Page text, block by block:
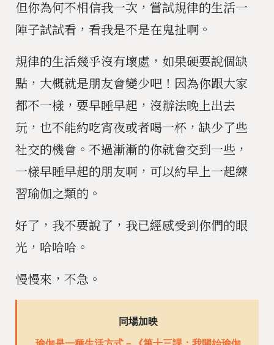
但你為何不相信我一次，嘗試規律的生活一
陣子試試看，看我是不是在鬼扯啊。
規律的生活幾乎沒有壞處，如果硬要說個缺
點，大概就是朋友會變少吧！因為你跟大家
都不一樣，要早睡早起，沒辦法晚上出去
玩，也不能約吃宵夜或者喝一杯，缺少了些
社交的機會。不過漸漸的你就會交到一些，
一樣早睡早起的朋友啊，可以約早上一起練
習瑜伽之類的。
好了，我不要說了，我已經感受到你們的眼
光，哈哈哈。
慢慢來，不急。
同場加映